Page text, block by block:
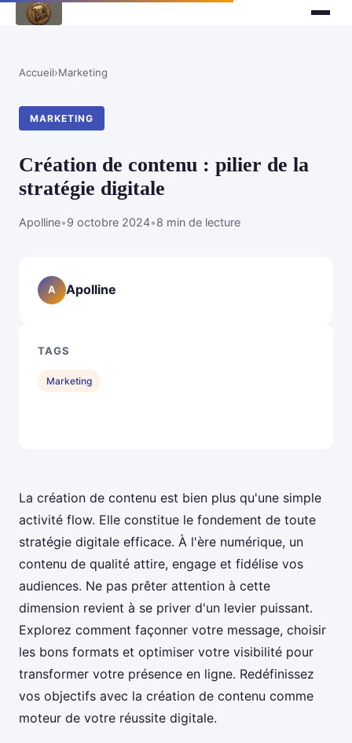
Accueil›Marketing
MARKETING
Création de contenu : pilier de la
stratégie digitale
Apolline•9 octobre 2024•8 min de lecture
La création de contenu est bien plus qu'une simple
activité flow. Elle constitue le fondement de toute
stratégie digitale efficace. À l'ère numérique, un
contenu de qualité attire, engage et fidélise vos
audiences. Ne pas prêter attention à cette
dimension revient à se priver d'un levier puissant.
Explorez comment façonner votre message, choisir
les bons formats et optimiser votre visibilité pour
transformer votre présence en ligne. Redéfinissez
vos objectifs avec la création de contenu comme
moteur de votre réussite digitale.
A Apolline
TAGS
Marketing